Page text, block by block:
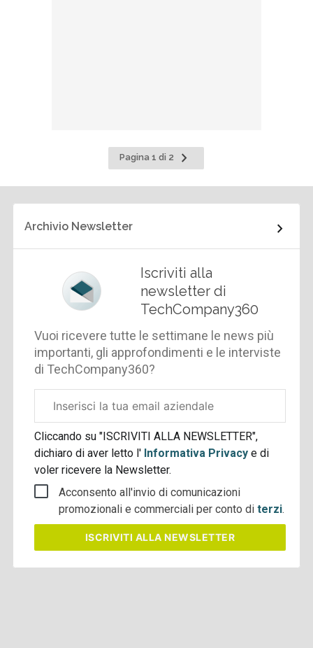
Pagina 1 di 2
Pagina
successiva
Archivio Newsletter
Iscriviti alla
newsletter di
TechCompany360
Vuoi ricevere tutte le settimane le news più
importanti, gli approfondimenti e le interviste
di TechCompany360?
aziendale
Cliccando su "ISCRIVITI ALLA NEWSLETTER",
dichiaro di aver letto l' Informativa Privacye di
voler ricevere la Newsletter.
Acconsento all'invio di comunicazioni
promozionali e commerciali per conto diterzi.
ISCRIVITI ALLA NEWSLETTER